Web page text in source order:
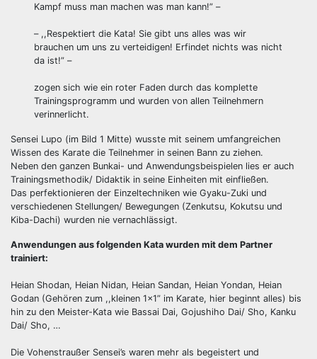
Kampf muss man machen was man kann!” –
– ,,Respektiert die Kata! Sie gibt uns alles was wir
brauchen um uns zu verteidigen! Erfindet nichts was nicht
da ist!” –
zogen sich wie ein roter Faden durch das komplette
Trainingsprogramm und wurden von allen Teilnehmern
verinnerlicht.
Sensei Lupo (im Bild 1 Mitte) wusste mit seinem umfangreichen
Wissen des Karate die Teilnehmer in seinen Bann zu ziehen.
Neben den ganzen Bunkai- und Anwendungsbeispielen lies er auch
Trainingsmethodik/ Didaktik in seine Einheiten mit einfließen.
Das perfektionieren der Einzeltechniken wie Gyaku-Zuki und
verschiedenen Stellungen/ Bewegungen (Zenkutsu, Kokutsu und
Kiba-Dachi) wurden nie vernachlässigt.
Anwendungen aus folgenden Kata wurden mit dem Partner
trainiert:
Heian Shodan, Heian Nidan, Heian Sandan, Heian Yondan, Heian
Godan (Gehören zum ,,kleinen 1×1” im Karate, hier beginnt alles) bis
hin zu den Meister-Kata wie Bassai Dai, Gojushiho Dai/ Sho, Kanku
Dai/ Sho, …
Die Vohenstraußer Sensei’s waren mehr als begeistert und